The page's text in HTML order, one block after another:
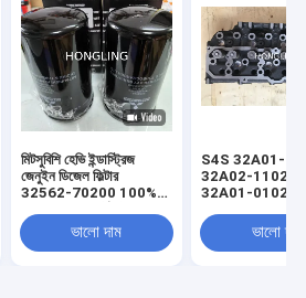
মিটসুবিশি হেভি ইন্ডাস্ট্রিজ
জেনুইন ডিজেল ফিল্টার
32562-70200 100%
ইন্ডাস্ট্রিয়াল ইঞ্জিনের জন্য
উচ্চতর পরিস্রাবণ সর্বোত্তম
ভালো দাম
S4S 32A01-
32A02-11020
32A01-01020
ভালভ এবং ভালভ
ফোর্কলিফ্ট সিলিন্ডার
ভালো দাম